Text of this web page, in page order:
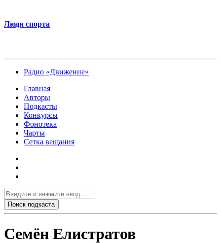
Люди спорта
Радио «Движение»
Главная
Авторы
Подкасты
Конкурсы
Фонотека
Чарты
Сетка вещания
Семён Елистратов